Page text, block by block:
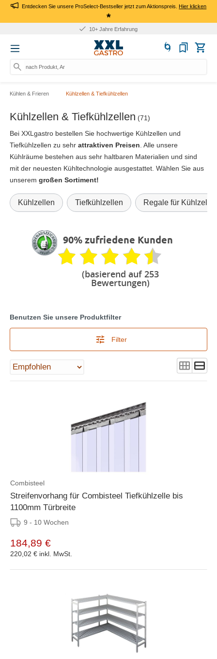
Entdecken Sie unsere ProSelect-Bestseller jetzt zum Aktionspreis.Hier klicken
*
10+ Jahre Erfahrung
nach Produkt, Art.-Nr., M
Kühlen & Frieren Kühlzellen & Tiefkühlzellen
Kühlzellen & Tiefkühlzellen (71)
Bei XXLgastro bestellen Sie hochwertige Kühlzellen und
Tiefkühlzellen zu sehr attraktiven Preisen . Alle unsere
Kühlräume bestehen aus sehr haltbaren Materialien und sind
mit der neuesten Kühltechnologie ausgestattet. Wählen Sie aus
unserem großen Sortiment!
Kühlzellen Tiefkühlzellen Regale für
90% zufriedene Kunden
(basierend auf 253
Bewertungen)
Benutzen Sie unsere Produktfilter
Filter
Combisteel
Streifenvorhang für Combisteel Tiefkühlzelle bis
1100mm Türbreite
9 - 10 Wochen
184,89 €
220,02 € inkl. MwSt.